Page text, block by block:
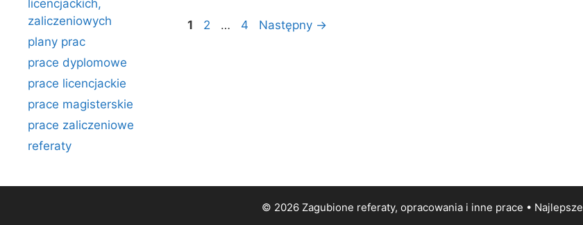
Strona
1 Strona
2 … Strona
4 Następny →
licencjackich,
zaliczeniowych
plany prac
prace dyplomowe
prace licencjackie
prace magisterskie
prace zaliczeniowe
referaty
© 2026 Zagubione referaty, opracowania i inne prace • Najlepsze